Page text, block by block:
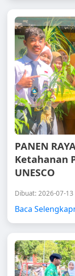
PANEN
Ketahanan
UNESCO
Dibuat: 2026-07-
Baca